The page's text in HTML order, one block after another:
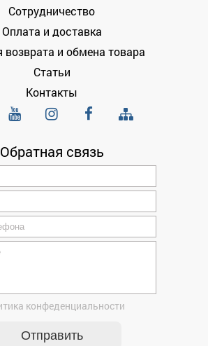
Сотрудничество
Оплата и доставка
возврата и обмена товара
Статьи
Контакты
Обратная связь
конфеденциальности